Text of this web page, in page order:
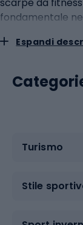
Espandi
Turismo
Stile